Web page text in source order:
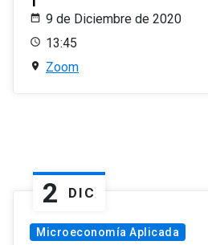
9 de Diciembre de 2020
13:45
Zoom
2 DIC
Microeconomía Aplicada